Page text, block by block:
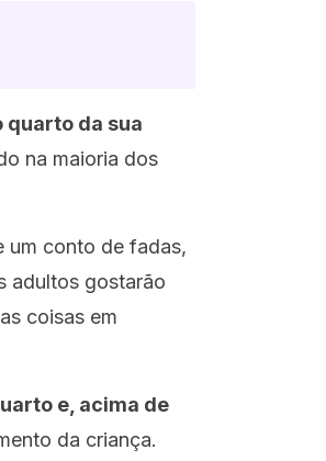
quarto da sua
na maioria dos
um conto de fadas,
adultos gostarão
coisas em
e, acima de
da criança.